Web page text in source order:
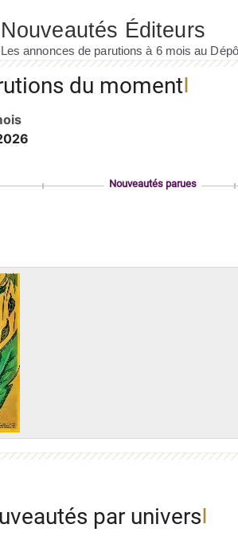
du moment
Nouveautés parues
par univers